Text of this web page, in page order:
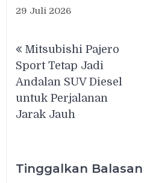
29 Juli 2026
pos
Mitsubishi Pajero
Sport Tetap Jadi
Andalan SUV Diesel
untuk Perjalanan
Jarak Jauh
Tinggalkan Balasan